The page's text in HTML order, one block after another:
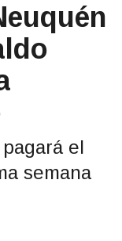
el
semana